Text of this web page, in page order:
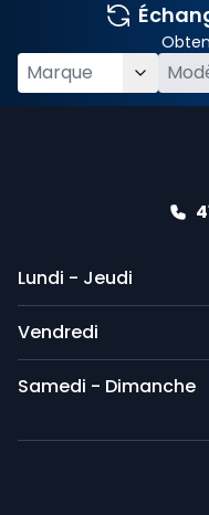
Lundi - Jeudi
Vendredi
Samedi - Dimanche